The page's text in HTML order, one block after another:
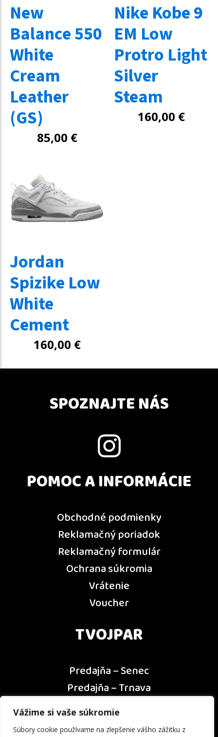
Vážime si vaše súkromie
Súbory cookie používame na zlepšenie vášho zážitku z
New
Balance 550
White
Cream
Leather
(GS)
85,00 €
Nike Kobe 9
EM Low
Protro Light
Silver
Steam
160,00 €
Jordan
Spizike Low
White
Cement
160,00 €
SPOZNAJTE NÁS
POMOC A INFORMÁCIE
Obchodné podmienky
Reklamačný poriadok
Reklamačný formulár
Ochrana súkromia
Vrátenie
Voucher
TVOJPAR
Predajňa – Senec
Predajňa – Trnava
Predajňa – Dunajská Streda
Predajňa – Nitra